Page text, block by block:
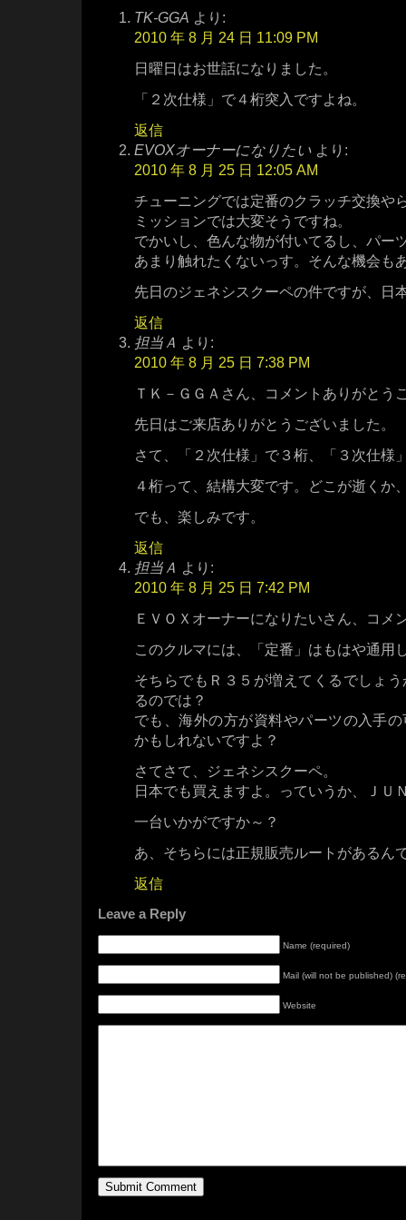
TK-GGA より:
2010 年 8 月 24 日 11:09 PM
日曜日はお世話になりました。
「２次仕様」で４桁突入ですよね。
返信
EVOXオーナーになりたい より:
2010 年 8 月 25 日 12:05 AM
チューニングでは定番のクラッチ交換や
ミッションでは大変そうですね。
でかいし、色んな物が付いてるし、パー
あまり触れたくないっす。そんな機会も
先日のジェネシスクーペの件ですが、日
返信
担当Ａ より:
2010 年 8 月 25 日 7:38 PM
ＴＫ－ＧＧＡさん、コメントありがとう
先日はご来店ありがとうございました。
さて、「２次仕様」で３桁、「３次仕様
４桁って、結構大変です。どこが逝くか
でも、楽しみです。
返信
担当Ａ より:
2010 年 8 月 25 日 7:42 PM
ＥＶＯＸオーナーになりたいさん、コメ
このクルマには、「定番」はもはや通用
そちらでもＲ３５が増えてくるでしょ
るのでは？
でも、海外の方が資料やパーツの入手
かもしれないですよ？
さてさて、ジェネシスクーペ。
日本でも買えますよ。っていうか、ＪＵ
一台いかがですか～？
あ、そちらには正規販売ルートがあるん
返信
Leave a Reply
Name (required)
Mail (will not be published)
Website